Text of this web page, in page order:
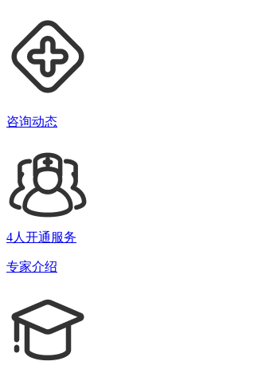
咨询动态
4人开通服务
专家介绍